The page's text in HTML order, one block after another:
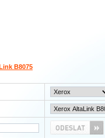
B8075